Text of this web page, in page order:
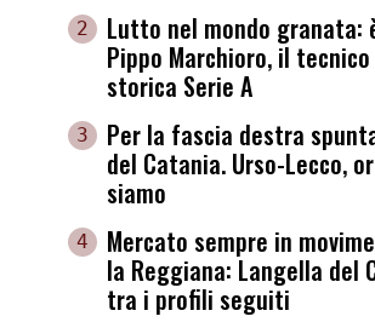
2
Lutto nel mondo granata:
Pippo Marchioro, il
storica Serie A
3
Per la fascia destra
del Catania. Urso-Lecco,
siamo
4
Mercato sempre in
la Reggiana: Langella del
tra i profili seguiti